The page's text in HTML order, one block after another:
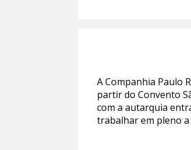
A Companhia Paulo
partir do Convento
com a autarquia
trabalhar em pleno a